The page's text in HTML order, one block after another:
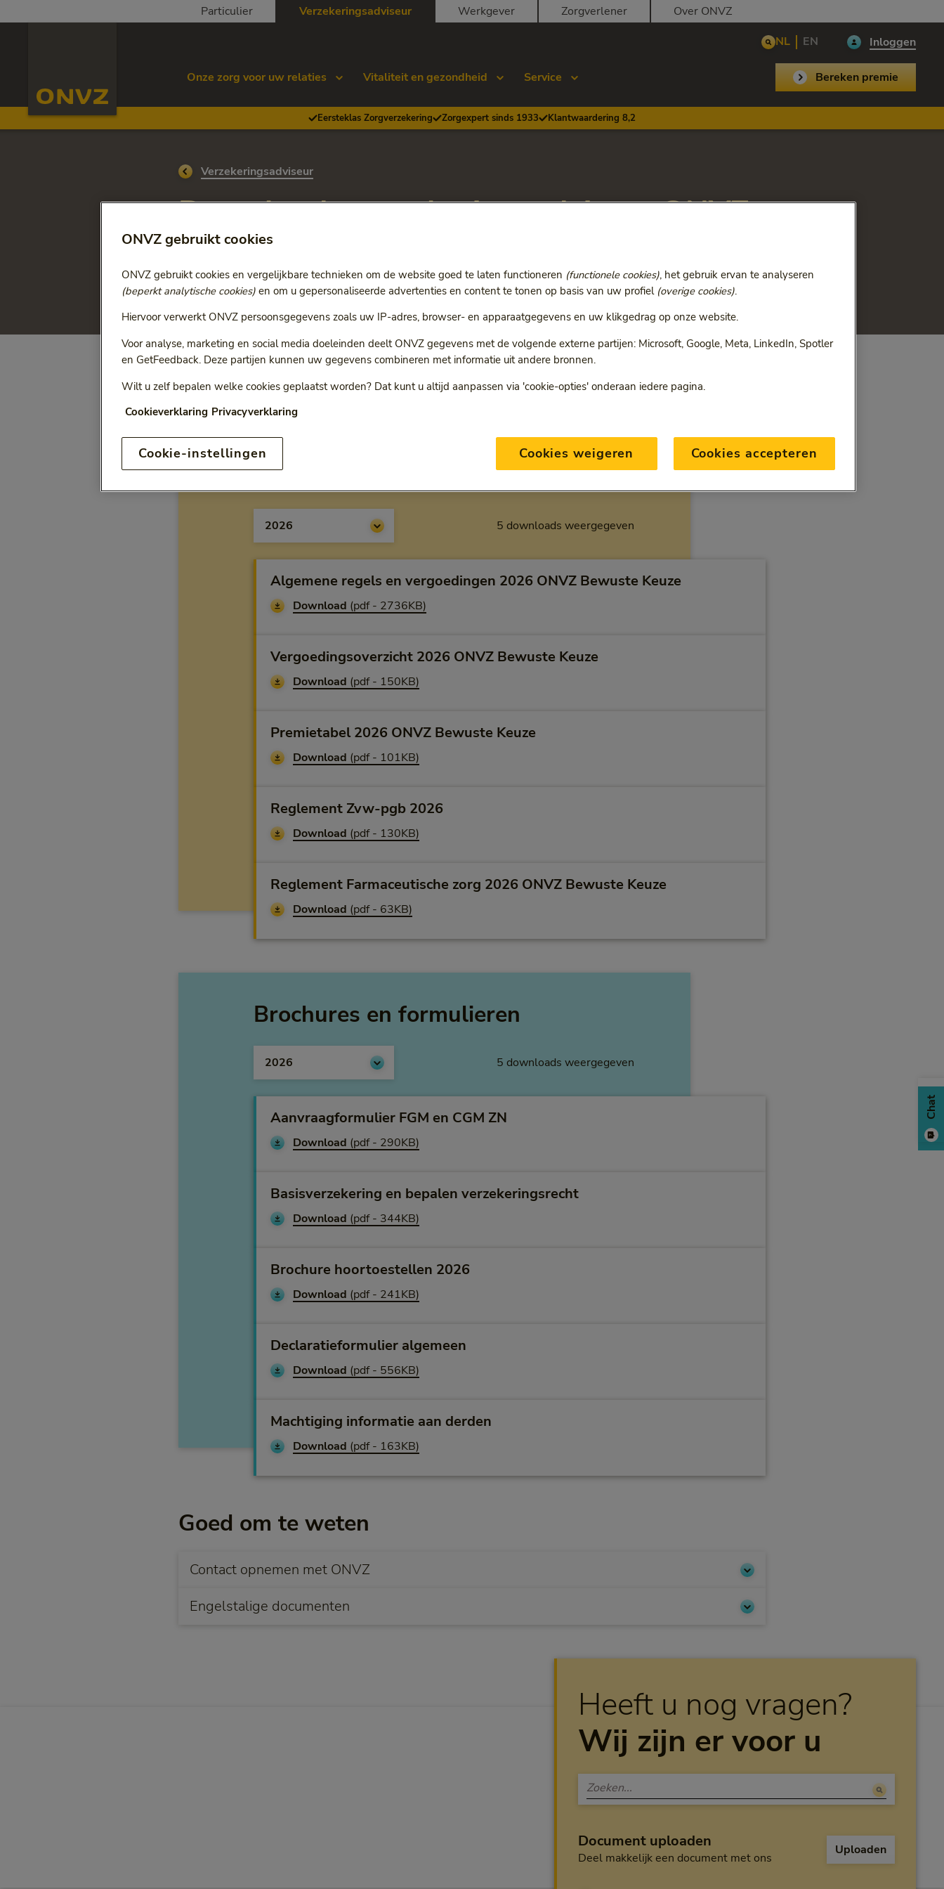
Particulier Verzekeringsadviseur Werkgever Zorgverlener
Over ONVZ
NL EN Inloggen
Onze zorg voor uw relaties Vitaliteit en gezondheid Service Bereken premie
Eersteklas Zorgverzekering Zorgexpert sinds 1933 Klantwaardering 8,2
Ga terug naar
Verzekeringsadviseur
Downloads verzekeringsadviseur ONVZ
Bewuste Keuze
Zoekt u onze voorwaarden of bepaalde formulieren? Op deze pagina vindt u alle downloads van dit jaar en
voorgaande jaren. Selecteer het jaar waarvoor u een document zoekt.
ONVZ Vrije Keuze ONVZ Bewuste Keuze
Voorwaarden en reglementen
5 downloads weergegeven
Algemene regels en vergoedingen 2026 ONVZ Bewuste Keuze
Download (pdf - 2736KB)
Vergoedingsoverzicht 2026 ONVZ Bewuste Keuze
Download (pdf - 150KB)
Premietabel 2026 ONVZ Bewuste Keuze
Download (pdf - 101KB)
Reglement Zvw-pgb 2026
Download (pdf - 130KB)
Reglement Farmaceutische zorg 2026 ONVZ Bewuste Keuze
Download (pdf - 63KB)
Brochures en formulieren
5 downloads weergegeven
Aanvraagformulier FGM en CGM ZN
Download (pdf - 290KB)
Basisverzekering en bepalen verzekeringsrecht
Download (pdf - 344KB)
Brochure hoortoestellen 2026
Download (pdf - 241KB)
Declaratieformulier algemeen
Download (pdf - 556KB)
Machtiging informatie aan derden
Download (pdf - 163KB)
Goed om te weten
Contact opnemen met ONVZ
Engelstalige documenten
Heeft u nog vragen?
Wij zijn er voor u
Document uploaden
Deel makkelijk een document met ons
Uploaden
Chat
ONVZ gebruikt cookies
ONVZ gebruikt cookies en vergelijkbare technieken om de website goed te laten functioneren (functionele cookies), het gebruik ervan te analyseren
(beperkt analytische cookies) en om u gepersonaliseerde advertenties en content te tonen op basis van uw profiel (overige cookies).
Hiervoor verwerkt ONVZ persoonsgegevens zoals uw IP-adres, browser- en apparaatgegevens en uw klikgedrag op onze website.
Voor analyse, marketing en social media doeleinden deelt ONVZ gegevens met de volgende externe partijen: Microsoft, Google, Meta, LinkedIn, Spotler
en GetFeedback. Deze partijen kunnen uw gegevens combineren met informatie uit andere bronnen.
Wilt u zelf bepalen welke cookies geplaatst worden? Dat kunt u altijd aanpassen via 'cookie-opties' onderaan iedere pagina.
Cookieverklaring Privacyverklaring
Cookie-instellingen Cookies weigeren Cookies accepteren